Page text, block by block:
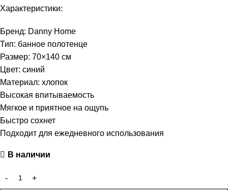
Характеристики:
Бренд: Danny Home
Тип: банное полотенце
Размер: 70×140 см
Цвет: синий
Материал: хлопок
Высокая впитываемость
Мягкое и приятное на ощупь
Быстро сохнет
Подходит для ежедневного использования
В наличии